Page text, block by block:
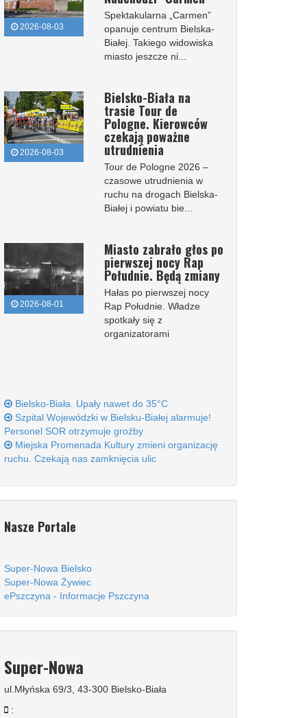
2026-08-03
Spektakularna „Carmen”
opanuje centrum Bielska-
Białej. Takiego widowiska
miasto jeszcze ni...
2026-08-03
Bielsko-Biała na
trasie Tour de
Pologne. Kierowców
czekają poważne
utrudnienia
Tour de Pologne 2026 –
czasowe utrudnienia w
ruchu na drogach Bielska-
Białej i powiatu bie...
2026-08-01
Miasto zabrało głos po
pierwszej nocy Rap
Południe. Będą zmiany
Hałas po pierwszej nocy
Rap Południe. Władze
spotkały się z
organizatorami
Bielsko-Biała. Upały nawet do 35°C
Szpital Wojewódzki w Bielsku-Białej alarmuje!
Personel SOR otrzymuje groźby
Miejska Promenada Kultury zmieni organizację
ruchu. Czekają nas zamknięcia ulic
Nasze Portale
Super-Nowa Bielsko
Super-Nowa Żywiec
ePszczyna - Informacje Pszczyna
Super-Nowa
ul.Młyńska 69/3, 43-300 Bielsko-Biała
: